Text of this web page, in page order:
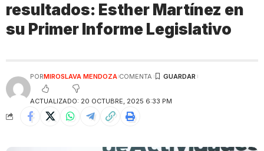
resultados: Esther Martínez en
su Primer Informe Legislativo
ACTUALIZADO: 20 OCTUBRE, 2025 6:33 PM
PORMIROSLAVA MENDOZA COMENTA